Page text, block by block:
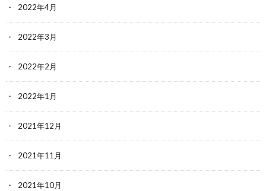
2022年4月
2022年3月
2022年2月
2022年1月
2021年12月
2021年11月
2021年10月